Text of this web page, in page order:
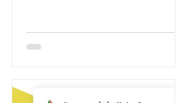
amb els seus grups! Aquests dies de
jornada intensiva hi ha canvi
es queden al menjador 13 h a 15:30